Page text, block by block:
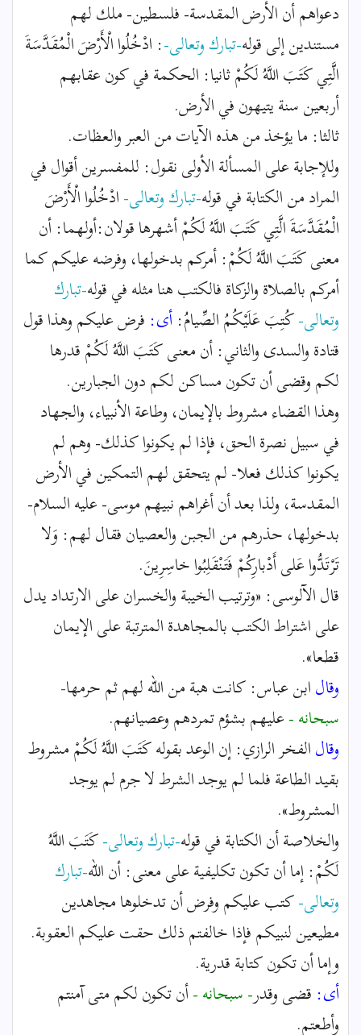
دعواهم أن الأرض المقدسة- فلسطين- ملك لهم
مستندين إلى قوله-تبارك وتعالى-: ادْخُلُوا الْأَرْضَ الْمُقَدَّسَةَ
الَّتِي كَتَبَ اللَّهُ لَكُمْ ثانيا: الحكمة في كون عقابهم
أربعين سنة يتيهون في الأرض.
ثالثا: ما يؤخذ من هذه الآيات من العبر والعظات.
وللإجابة على المسألة الأولى نقول: للمفسرين أقوال في
المراد من الكتابة في قوله-تبارك وتعالى-ادْخُلُوا الْأَرْضَ
الْمُقَدَّسَةَ الَّتِي كَتَبَ اللَّهُ لَكُمْ أشهرها قولان:أولهما: أن
معنى كَتَبَ اللَّهُ لَكُمْ: أمركم بدخولها، وفرضه عليكم كما
أمركم بالصلاة والزكاة فالكتب هنا مثله في قوله-تبارك
وتعالى-كُتِبَ عَلَيْكُمُ الصِّيامُ:أى: فرض عليكم وهذا قول
قتادة والسدى والثاني: أن معنى كَتَبَ اللَّهُ لَكُمْ قدرها
لكم وقضى أن تكون مساكن لكم دون الجبارين.
وهذا القضاء مشروط بالإيمان، وطاعة الأنبياء، والجهاد
في سبيل نصرة الحق، فإذا لم يكونوا كذلك- وهم لم
يكونوا كذلك فعلا- لم يتحقق لهم التمكين في الأرض
المقدسة، ولذا بعد أن أغراهم نبيهم موسى- عليه السلام-
بدخولها، حذرهم من الجبن والعصيان فقال لهم: وَلا
تَرْتَدُّوا عَلى أَدْبارِكُمْ فَتَنْقَلِبُوا خاسِرِينَ.
قال الآلوسى: «وترتيب الخيبة والخسران على الارتداد يدل
على اشتراط الكتب بالمجاهدة المترتبة على الإيمان
قطعا».
وقالابن عباس: كانت هبة من الله لهم ثم حرمها-
سبحانه -عليهم بشؤم تمردهم وعصيانهم.
وقالالفخر الرازي: إن الوعد بقوله كَتَبَ اللَّهُ لَكُمْ مشروط
بقيد الطاعة فلما لم يوجد الشرط لا جرم لم يوجد
المشروط».
والخلاصة أن الكتابة في قوله-تبارك وتعالى-كَتَبَ اللَّهُ
لَكُمْ: إما أن تكون تكليفية على معنى: أن الله-تبارك
وتعالى-كتب عليكم وفرض أن تدخلوها مجاهدين
مطيعين لنبيكم فإذا خالفتم ذلك حقت عليكم العقوبة.
وإما أن تكون كتابة قدرية.
أى: قضى وقدر- سبحانه -أن تكون لكم متى آمنتم
وأطعتم.